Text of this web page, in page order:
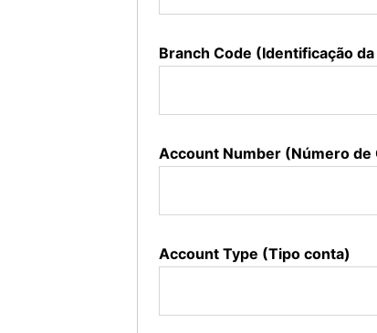
Branch Code (Identificação
Account Number (Número de
Account Type (Tipo conta)